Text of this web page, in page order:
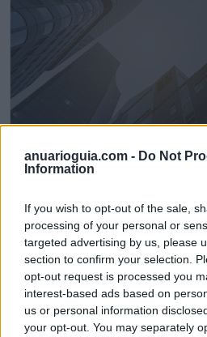
anuarioguia.com - Do Not
Information
If you wish to opt-out of the sale,
processing of your personal or
targeted advertising by us, please
section to confirm your selection.
opt-out request is processed you
interest-based ads based on
us or personal information
your opt-out. You may separately
Dehesa de Campoamor,
Ver más